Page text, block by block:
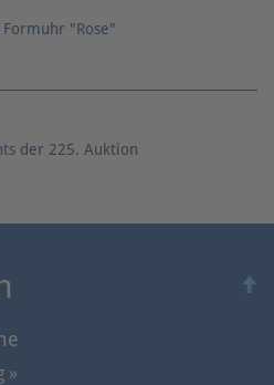
Formuhr "Rose"
der 225. Auktion
»